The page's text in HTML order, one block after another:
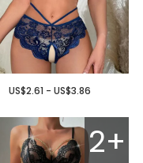
US$2.61 - US$3.86
2+